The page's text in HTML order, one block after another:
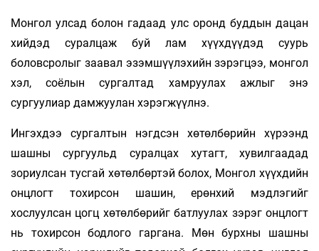
Монгол улсад болон гадаад улс оронд буддын дацан
хийдэд суралцаж буй лам хүүхдүүдэд суурь
боловсролыг заавал эзэмшүүлэхийн зэрэгцээ, монгол
хэл, соёлын сургалтад хамруулах ажлыг энэ
сургуулиар дамжуулан хэрэгжүүлнэ.
Ингэхдээ сургалтын нэгдсэн хөтөлбөрийн хүрээнд
шашны сургуульд суралцах хутагт, хувилгаадад
зориулсан тусгай хөтөлбөртэй болох, Монгол хүүхдийн
онцлогт тохирсон шашин, ерөнхий мэдлэгийг
хослуулсан цогц хөтөлбөрийг батлуулах зэрэг онцлогт
нь тохирсон бодлого гаргана. Мөн бурхны шашны